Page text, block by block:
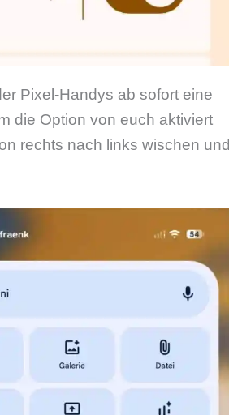
Pixel-Handys ab sofort eine
die Option von euch aktiviert
rechts nach links wischen und